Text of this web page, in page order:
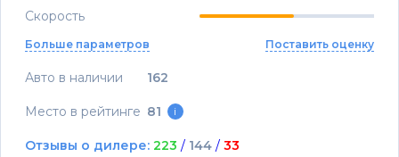
Скорость
Больше параметров Поставить оценку
Авто в наличии 162
Место в рейтинге 81 i
Отзывы о дилере: 223 / 144 / 33